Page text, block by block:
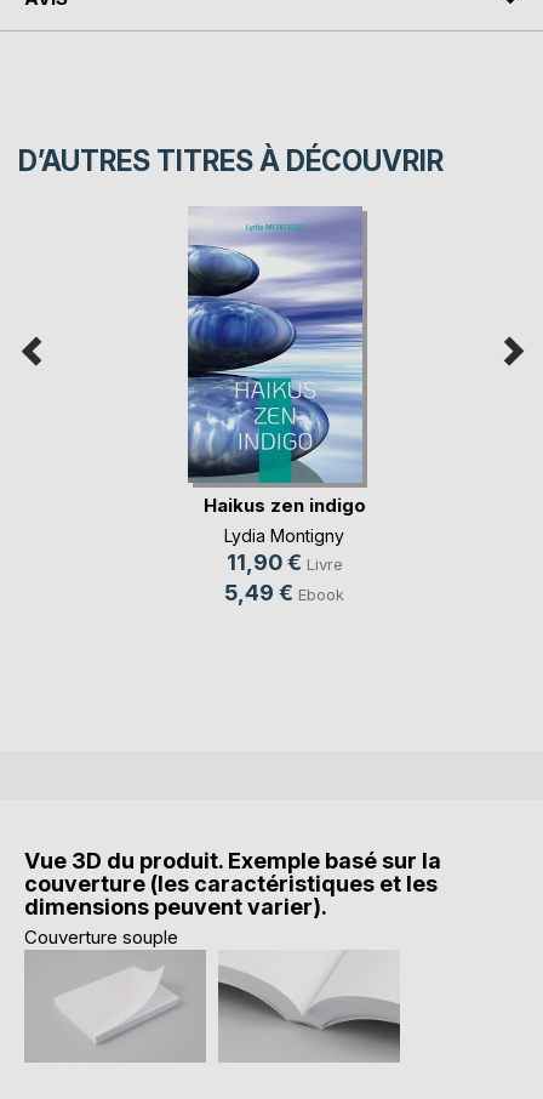
D’AUTRES TITRES À DÉCOUVRIR
Haikus zen indigo
Lydia Montigny
11,90 € Livre
5,49 € Ebook
Vue 3D du produit. Exemple basé sur la
couverture (les caractéristiques et les
dimensions peuvent varier).
Couverture souple